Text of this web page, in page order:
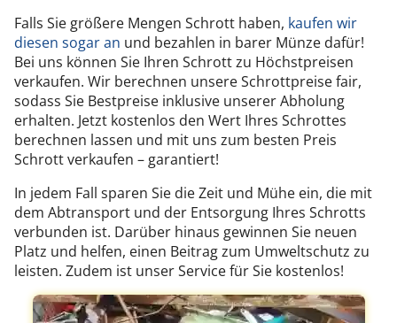
Falls Sie größere Mengen Schrott haben, kaufen wir
diesen sogar an und bezahlen in barer Münze dafür!
Bei uns können Sie Ihren Schrott zu Höchstpreisen
verkaufen. Wir berechnen unsere Schrottpreise fair,
sodass Sie Bestpreise inklusive unserer Abholung
erhalten. Jetzt kostenlos den Wert Ihres Schrottes
berechnen lassen und mit uns zum besten Preis
Schrott verkaufen – garantiert!
In jedem Fall sparen Sie die Zeit und Mühe ein, die mit
dem Abtransport und der Entsorgung Ihres Schrotts
verbunden ist. Darüber hinaus gewinnen Sie neuen
Platz und helfen, einen Beitrag zum Umweltschutz zu
leisten. Zudem ist unser Service für Sie kostenlos!